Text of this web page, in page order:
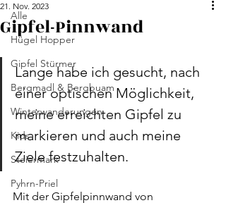
Alle
Hügel Hopper
Gipfel Stürmer
Bergmadl & Bergbuam
Winterwanderungen
Kids
Steiermark
Pyhrn-Priel
Gipfel-Pinnwand
21. Nov. 2023
Lange habe ich gesucht, nach
einer optischen Möglichkeit,
meine erreichten Gipfel zu
markieren und auch meine
Ziele festzuhalten.
Mit der Gipfelpinnwand von